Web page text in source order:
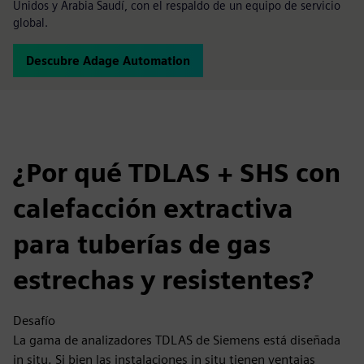
Unidos y Arabia Saudí, con el respaldo de un equipo de servicio
global.
Descubre Adage Automation
¿Por qué TDLAS + SHS con
calefacción extractiva
para tuberías de gas
estrechas y resistentes?
Desafío
La gama de analizadores TDLAS de Siemens está diseñada
in situ. Si bien las instalaciones in situ tienen ventajas